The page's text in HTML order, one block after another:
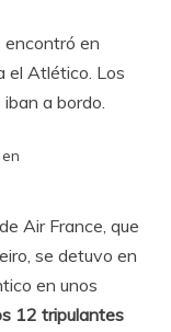
encontró en
el Atlético. Los
a bordo.
Air France, que
se detuvo en
en unos
12 tripulantes